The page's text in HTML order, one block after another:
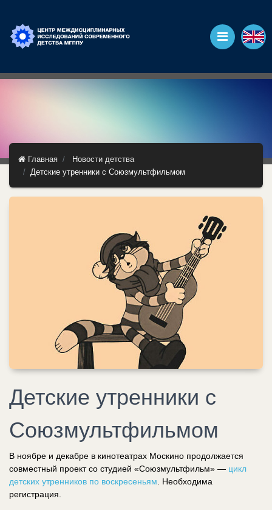
Главная
Новости детства
Детские утренники с Союзмультфильмом
Детские утренники с
Союзмультфильмом
В ноябре и декабре в кинотеатрах Москино продолжается
совместный проект со студией «Союзмультфильм» — цикл
детских утренников по воскресеньям . Необходима
регистрация.